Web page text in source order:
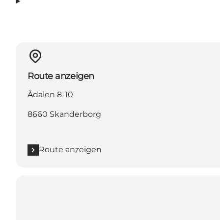
Route anzeigen
Ådalen 8-10
8660 Skanderborg
Route anzeigen